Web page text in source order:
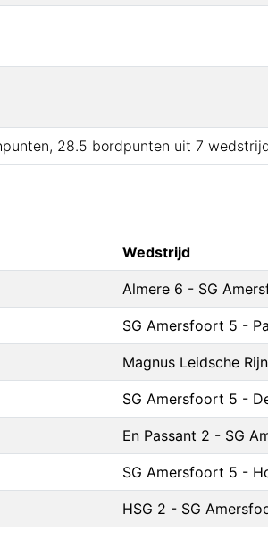
28.5 bordpunten uit 7
Wedstrijd
Almere 6 - SG
SG Amersfoort 5 -
Magnus Leidsche
SG Amersfoort 5 -
En Passant 2 - SG
SG Amersfoort 5 -
HSG 2 - SG